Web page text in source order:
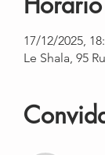
17/12/2025,
Le Shala, 95